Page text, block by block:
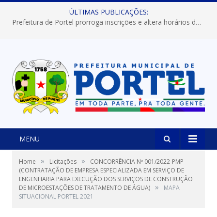
ÚLTIMAS PUBLICAÇÕES:
Prefeitura de Portel prorroga inscrições e altera horários dos concursos “Musa” e “Miss Mix Verão 2026”
MENU
Home » Licitações »
CONCORRÊNCIA Nº 001/2022-PMP
(CONTRATAÇÃO DE EMPRESA ESPECIALIZADA EM SERVIÇO DE
ENGENHARIA PARA EXECUÇÃO DOS SERVIÇOS DE CONSTRUÇÃO
DE MICROESTAÇÕES DE TRATAMENTO DE ÁGUA) »
MAPA
SITUACIONAL PORTEL 2021